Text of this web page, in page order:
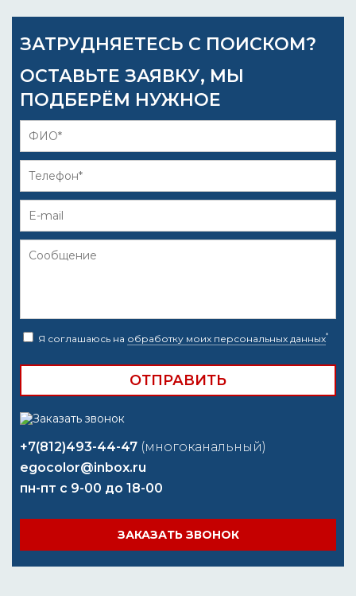
ЗАТРУДНЯЕТЕСЬ С ПОИСКОМ?
ОСТАВЬТЕ ЗАЯВКУ, МЫ
ПОДБЕРЁМ НУЖНОЕ
Я соглашаюсь на обработку моих персональных данных*
+7(812)493-44-47 (многоканальный)
egocolor@inbox.ru
пн-пт с 9-00 до 18-00
ЗАКАЗАТЬ ЗВОНОК